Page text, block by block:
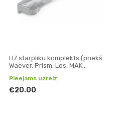
H7 starpliku komplekts (priekš
Waever, Prism, Los, MAK
Pieejams uzreiz
€20.00